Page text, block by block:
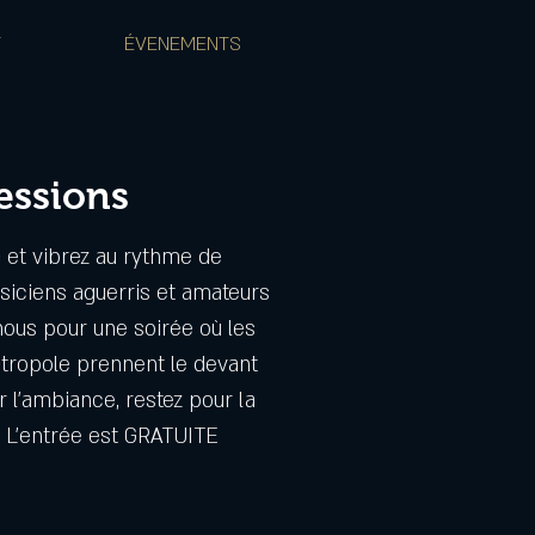
ÉVENEMENTS
vibrez au rythme de
aguerris et amateurs
pour une soirée où les
prennent le devant
l'ambiance, restez pour la
est GRATUITE